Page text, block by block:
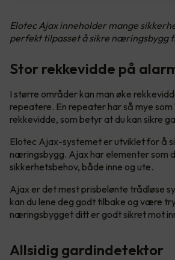
Elotec Ajax inneholder mange
perfekt tilpasset å sikre næringsbygg
Stor rekkevidde på
I større områder kan man øke
repeatere. En repeater har så mye
rekkevidde, som betyr at du kan sikre
Elotec Ajax-systemet er utviklet for å
næringsbygg. Ajax har elementer som
sikkerhetsbehov, både inne og ute.
Ajax er det mest prisbelønte trådløse
kan du lene deg godt tilbake og være
næringsbygget ditt er godt sikret mot
Allsidig gardindetektor